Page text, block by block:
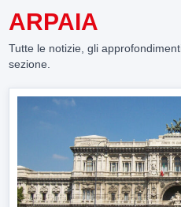
ARPAIA
Tutte le notizie, gli
sezione.